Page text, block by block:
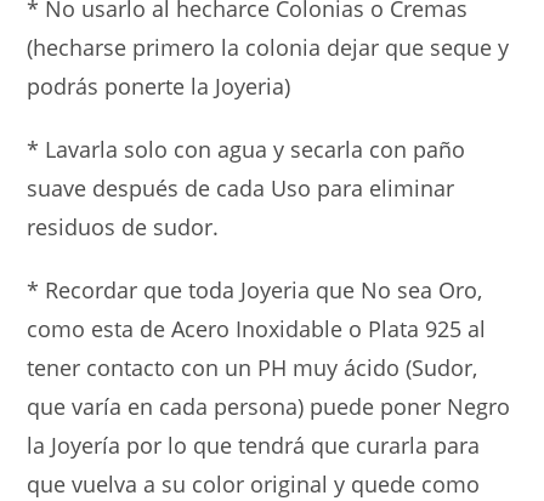
* ⁠No usarlo al hecharce Colonias o Cremas
(hecharse primero la colonia dejar que seque y
podrás ponerte la Joyeria)
* Lavarla solo con agua y secarla con paño
suave después de cada Uso para eliminar
residuos de sudor.
* Recordar que toda Joyeria que No sea Oro,
como esta de Acero Inoxidable o Plata 925 al
tener contacto con un PH muy ácido (Sudor,
que varía en cada persona) puede poner Negro
la Joyería por lo que tendrá que curarla para
que vuelva a su color original y quede como